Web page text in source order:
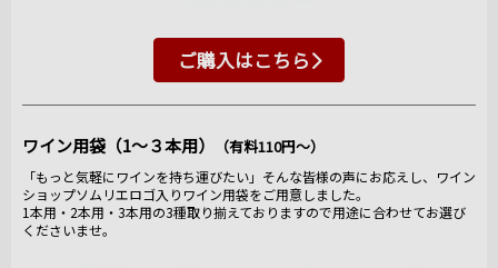
ご購入はこちら
ワイン用袋（1～３本用） （有料110円～）
「もっと気軽にワインを持ち運びたい」そんな皆様の声にお応えし、ワイン
ショップソムリエロゴ入りワイン用袋をご用意しました。
1本用・2本用・3本用の3種取り揃えておりますので用途に合わせてお選び
くださいませ。